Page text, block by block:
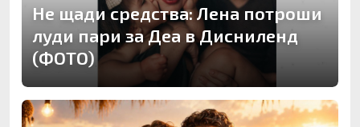
Не щади средства: Лена потроши
луди пари за Деа в Дисниленд
(ФОТО)